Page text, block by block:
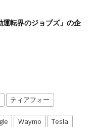
運転界のジョブズ」の企
ティアフォー
Waymo Tesla